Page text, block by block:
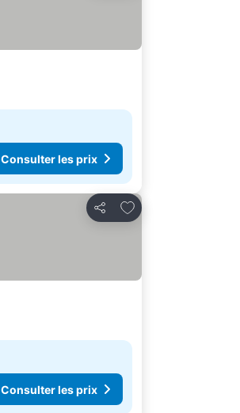
Consulter les prix
Partager
Ajouter à mes favoris
Consulter les prix